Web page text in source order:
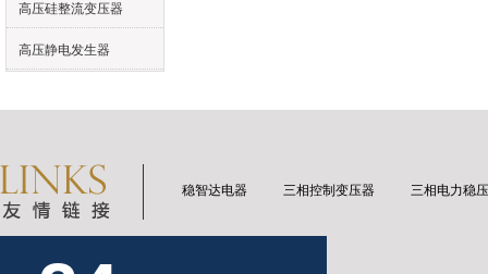
高压硅整流变压器
高压静电发生器
稳智达电器 三相控制变压器 三相电力稳